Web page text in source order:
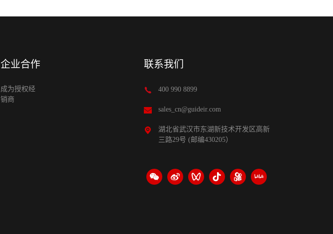
企业合作
成为授权经
销商
联系我们
400 990 8899
sales_cn@guideir.com
湖北省武汉市东湖新技术开发区高新
三路29号 (邮编430205）